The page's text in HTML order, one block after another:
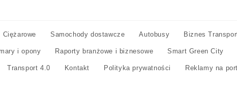
Ciężarowe Samochody dostawcze Autobusy Biznes
i opony Raporty branżowe i biznesowe Smart Green City
Transport 4.0 Kontakt Polityka prywatności Reklamy na